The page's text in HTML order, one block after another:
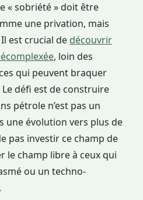
« sobriété » doit être
une privation, mais
est crucial de découvrir
, loin des
qui peuvent braquer
défi est de construire
pétrole n’est pas un
une évolution vers plus de
pas investir ce champ de
le champ libre à ceux qui
ou un techno-